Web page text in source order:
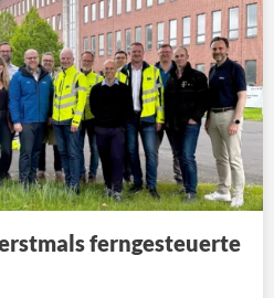
ferngesteuerte